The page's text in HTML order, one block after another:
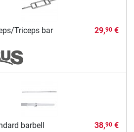
Triceps bar
29,90€
barbell
38,90€